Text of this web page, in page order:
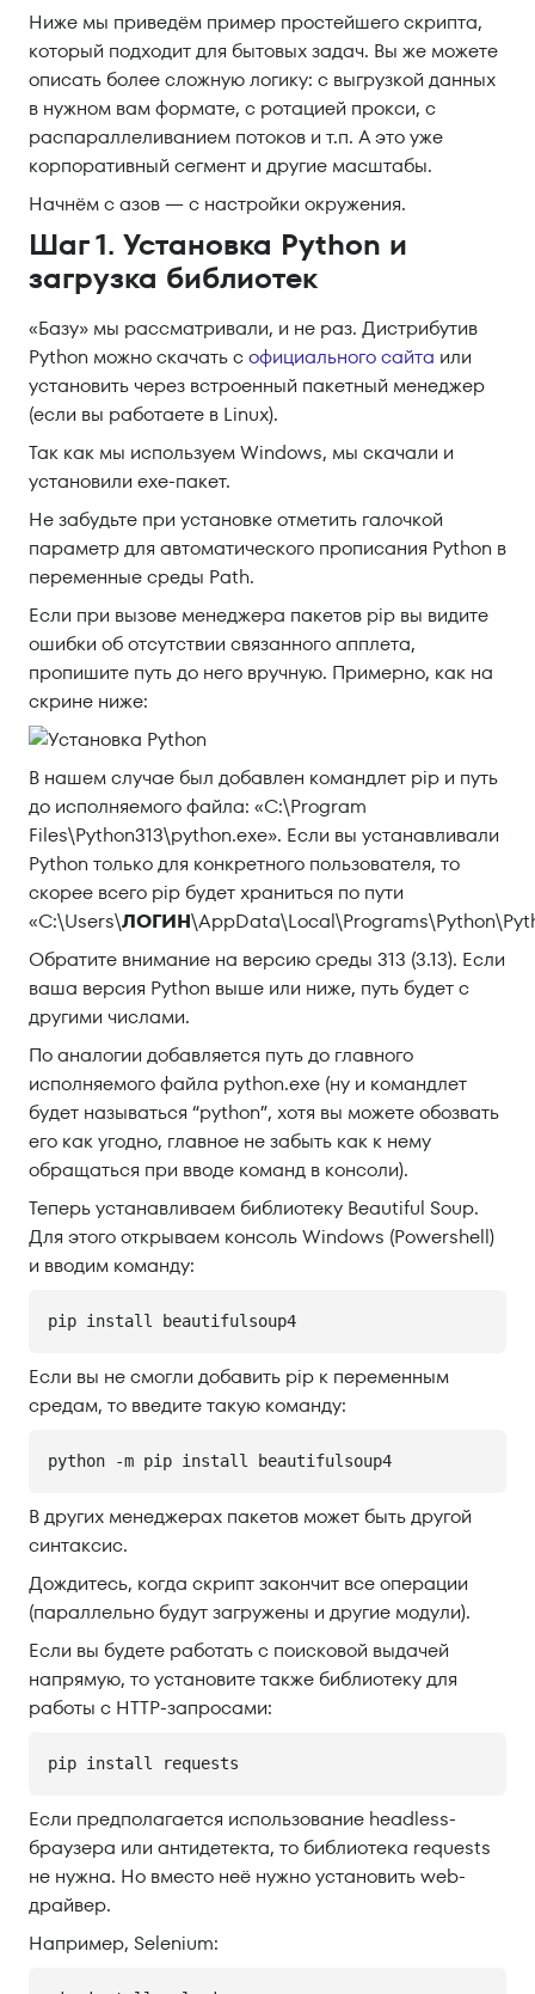
Ниже мы приведём пример простейшего скрипта,
который подходит для бытовых задач. Вы же можете
описать более сложную логику: с выгрузкой данных
в нужном вам формате, с ротацией прокси, с
распараллеливанием потоков и т.п. А это уже
корпоративный сегмент и другие масштабы.
Начнём с азов — с настройки окружения.
Шаг 1. Установка Python и
загрузка библиотек
«Базу» мы рассматривали, и не раз. Дистрибутив
Python можно скачать софициального сайта или
установить через встроенный пакетный менеджер
(если вы работаете в Linux).
Так как мы используем Windows, мы скачали и
установили exe-пакет.
Не забудьте при установке отметить галочкой
параметр для автоматического прописания Python в
переменные среды Path.
Если при вызове менеджера пакетов pip вы видите
ошибки об отсутствии связанного апплета,
пропишите путь до него вручную. Примерно, как на
скрине ниже:
В нашем случае был добавлен командлет pip и путь
до исполняемого файла: «C:\Program
Files\Python313\python.exe». Если вы устанавливали
Python только для конкретного пользователя, то
скорее всего pip будет храниться по пути
«C:\Users\ЛОГИН
Обратите внимание на версию среды 313 (3.13). Если
ваша версия Python выше или ниже, путь будет с
другими числами.
По аналогии добавляется путь до главного
исполняемого файла python.exe (ну и командлет
будет называться “python”, хотя вы можете обозвать
его как угодно, главное не забыть как к нему
обращаться при вводе команд в консоли).
Теперь устанавливаем библиотеку Beautiful Soup.
Для этого открываем консоль Windows (Powershell)
и вводим команду:
pip install beautifulsoup4
Если вы не смогли добавить pip к переменным
средам, то введите такую команду:
python -m pip install beautifulsoup4
В других менеджерах пакетов может быть другой
синтаксис.
Дождитесь, когда скрипт закончит все операции
(параллельно будут загружены и другие модули).
Если вы будете работать с поисковой выдачей
напрямую, то установите также библиотеку для
работы с HTTP-запросами:
pip install requests
Если предполагается использование headless-
браузера или антидетекта, то библиотека requests
не нужна. Но вместо неё нужно установить web-
драйвер.
Например, Selenium: